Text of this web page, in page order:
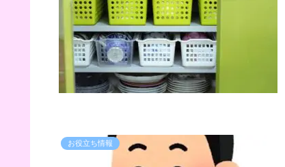
お役立ち情報